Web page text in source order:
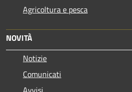
Agricoltura e pesca
NOVITÀ
Notizie
Comunicati